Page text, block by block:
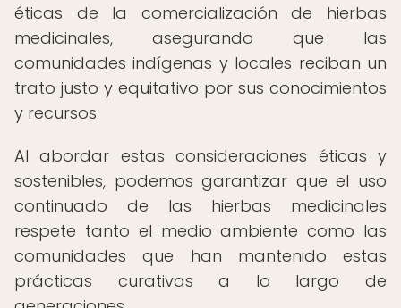
éticas de la comercialización de hierbas
medicinales, asegurando que las
comunidades indígenas y locales reciban un
trato justo y equitativo por sus conocimientos
y recursos.
Al abordar estas consideraciones éticas y
sostenibles, podemos garantizar que el uso
continuado de las hierbas medicinales
respete tanto el medio ambiente como las
comunidades que han mantenido estas
prácticas curativas a lo largo de